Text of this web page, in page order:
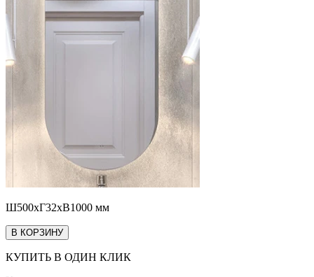
Ш500хГ32хВ1000 мм
В КОРЗИНУ
КУПИТЬ В ОДИН КЛИК